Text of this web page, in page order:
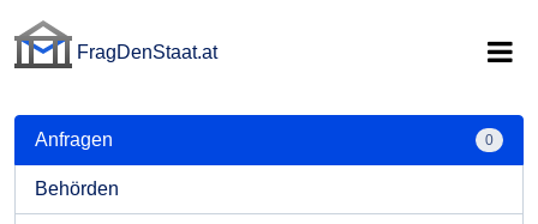
FragDenStaat.at
Anfragen 0
Behörden